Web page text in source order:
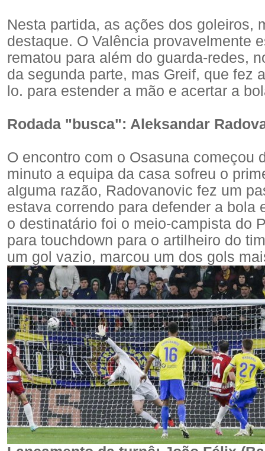
Nesta partida, as ações dos goleiros,
destaque. O Valência provavelmente
rematou para além do guarda-redes,
da segunda parte, mas Greif, que fez
lo. para estender a mão e acertar a
Rodada "busca": Aleksandar
O encontro com o Osasuna começou
minuto a equipa da casa sofreu o
alguma razão, Radovanovic fez um
estava correndo para defender a
o destinatário foi o meio-campista do
para touchdown para o artilheiro do
um gol vazio, marcou um dos gols